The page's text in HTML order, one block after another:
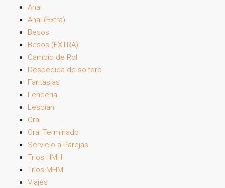
Anal
Anal (Extra)
Besos
Besos (EXTRA)
Cambio de Rol
Despedida de soltero
Fantasias
Lenceria
Lesbian
Oral
Oral Terminado
Servicio a Parejas
Trios HMH
Tríos MHM
Viajes